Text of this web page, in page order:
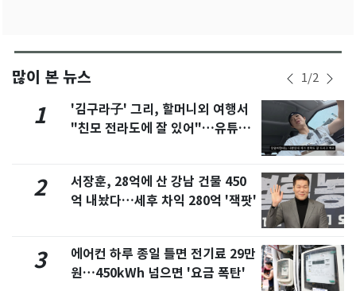
많이 본 뉴스 1/2
1
'김구라子' 그리, 할머니외 여행서
"친모 전라도에 잘 있어"…유튜브
2
서장훈, 28억에 산 강남 건물 450
억 내놨다…세후 차익 280억 '잭팟'
3
에어컨 하루 종일 틀면 전기료 29만
원…450kWh 넘으면 '요금 폭탄'